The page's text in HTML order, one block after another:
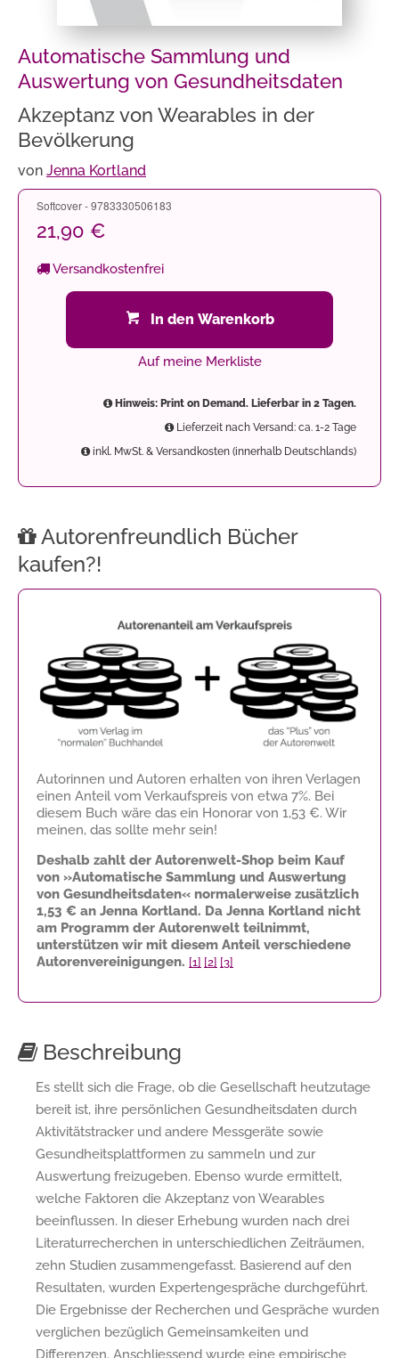
Automatische Sammlung und
Auswertung von Gesundheitsdaten
Akzeptanz von Wearables in der
Bevölkerung
von Jenna Kortland
Softcover - 9783330506183
21,90 €
Versandkostenfrei
In den Warenkorb
Auf meine Merkliste
Hinweis: Print on Demand. Lieferbar in 2 Tagen.
Lieferzeit nach Versand: ca. 1-2 Tage
inkl. MwSt. & Versandkosten (innerhalb Deutschlands)
Autorenfreundlich Bücher
kaufen?!
Autorinnen und Autoren erhalten von ihren Verlagen
einen Anteil vom Verkaufspreis von etwa 7%. Bei
diesem Buch wäre das ein Honorar von 1,53 €. Wir
meinen, das sollte mehr sein!
Deshalb zahlt der Autorenwelt-Shop beim Kauf
von »Automatische Sammlung und Auswertung
von Gesundheitsdaten« normalerweise zusätzlich
1,53 € an Jenna Kortland. Da Jenna Kortland nicht
am Programm der Autorenwelt teilnimmt,
unterstützen wir mit diesem Anteil verschiedene
Autorenvereinigungen. [1] [2] [3]
Beschreibung
Es stellt sich die Frage, ob die Gesellschaft heutzutage
bereit ist, ihre persönlichen Gesundheitsdaten durch
Aktivitätstracker und andere Messgeräte sowie
Gesundheitsplattformen zu sammeln und zur
Auswertung freizugeben. Ebenso wurde ermittelt,
welche Faktoren die Akzeptanz von Wearables
beeinflussen. In dieser Erhebung wurden nach drei
Literaturrecherchen in unterschiedlichen Zeiträumen,
zehn Studien zusammengefasst. Basierend auf den
Resultaten, wurden Expertengespräche durchgeführt.
Die Ergebnisse der Recherchen und Gespräche wurden
verglichen bezüglich Gemeinsamkeiten und
Differenzen. Anschliessend wurde eine empirische